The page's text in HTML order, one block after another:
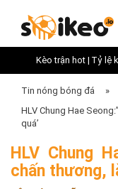
Kèo trận hot | Tỷ lệ
Tin nóng bóng đá
»
HLV Chung Hae
quá’
HLV Chung
chấn thương,